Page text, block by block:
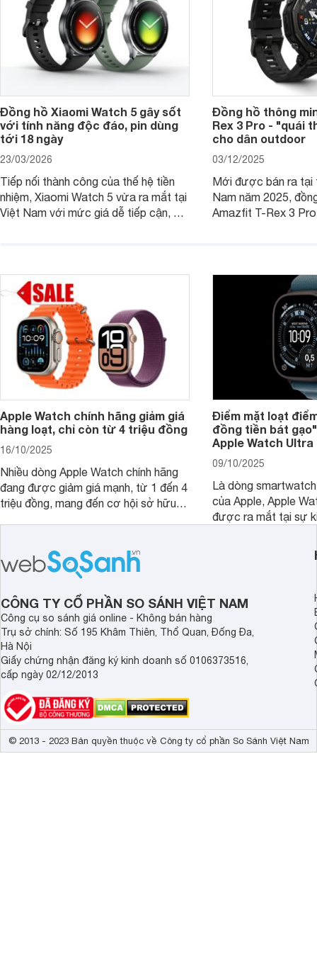
Đồng hồ Xiaomi Watch 5 gây sốt
với tính năng độc đáo, pin dùng
tới 18 ngày
23/03/2026
Tiếp nối thành công của thế hệ tiền
nhiệm, Xiaomi Watch 5 vừa ra mắt tại
Việt Nam với mức giá dễ tiếp cận, đi
Đồng hồ thông
Rex 3 Pro - "quái
cho dân outdoor
03/12/2025
Mới được bán ra tại
Nam năm 2025,
Amazfit T-Rex 3
hoa" hỗ trợ tích
Apple Watch chính hãng giảm giá
hàng loạt, chỉ còn từ 4 triệu đồng
16/10/2025
Nhiều dòng Apple Watch chính hãng
đang được giảm giá mạnh, từ 1 đến 4
triệu đồng, mang đến cơ hội sở hữu
Điểm mặt loạt
đồng tiền bát
Apple Watch Ultra
09/10/2025
Là dòng
của Apple, Apple
được ra mắt tại sự
nhưng Apple Watch
loạt điểm mới nâng
CÔNG TY CỔ PHẦN SO SÁNH VIỆT NAM
Công cụ so sánh giá online - Không bán hàng
Trụ sở chính: Số 195 Khâm Thiên, Thổ Quan, Đống Đa,
Hà Nội
Giấy chứng nhận đăng ký kinh doanh số 0106373516,
cấp ngày 02/12/2013
© 2013 - 2023 Bản quyền thuộc về Công ty cổ phần So Sánh Việt Nam